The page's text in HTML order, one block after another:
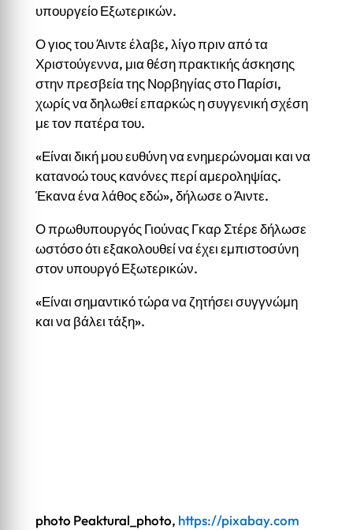
υπουργείο Εξωτερικών.
Ο γιος του Άιντε έλαβε, λίγο πριν από τα
Χριστούγεννα, μια θέση πρακτικής άσκησης
στην πρεσβεία της Νορβηγίας στο Παρίσι,
χωρίς να δηλωθεί επαρκώς η συγγενική σχέση
με τον πατέρα του.
«Είναι δική μου ευθύνη να ενημερώνομαι και να
κατανοώ τους κανόνες περί αμεροληψίας.
Έκανα ένα λάθος εδώ», δήλωσε ο Άιντε.
Ο πρωθυπουργός Γιούνας Γκαρ Στέρε δήλωσε
ωστόσο ότι εξακολουθεί να έχει εμπιστοσύνη
στον υπουργό Εξωτερικών.
«Είναι σημαντικό τώρα να ζητήσει συγγνώμη
και να βάλει τάξη».
photo Peaktural_photo, https://pixabay.com